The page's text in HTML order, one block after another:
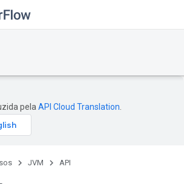
pela API Cloud Translation
JVM API